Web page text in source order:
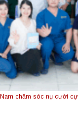
chăm sóc nụ cười